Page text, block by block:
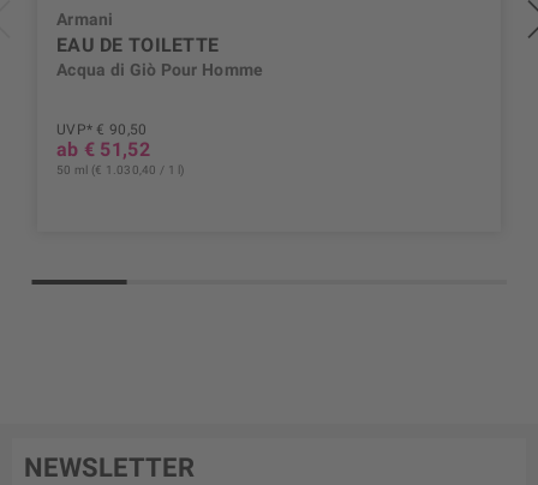
Armani
EAU DE TOILETTE
Acqua di Giò Pour Homme
UVP* € 90,50
ab € 51,52
50 ml (€ 1.030,40 / 1 l)
NEWSLETTER